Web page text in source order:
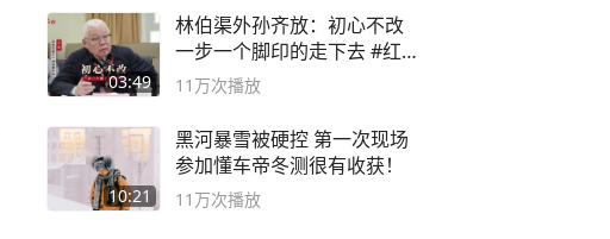
03:49
林伯渠外孙齐放：初心不改
一步一个脚印的走下去 #红船
论坛
11万次播放
10:21
黑河暴雪被硬控 第一次现场
参加懂车帝冬测很有收获！
11万次播放